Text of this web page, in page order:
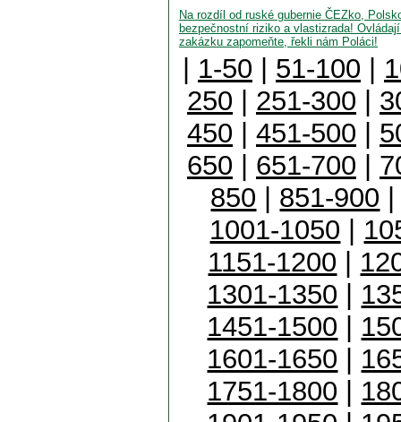
Na rozdíl od ruské gubernie ČEZko,
bezpečnostní riziko a vlastizrada!
zakázku zapomeňte, řekli nám Poláci!
| 1-50 | 51-100 |
250 | 251-300 |
450 | 451-500 |
650 | 651-700 |
850 | 851-900
1001-1050 |
1151-1200 |
1301-1350 |
1451-1500 |
1601-1650 |
1751-1800 |